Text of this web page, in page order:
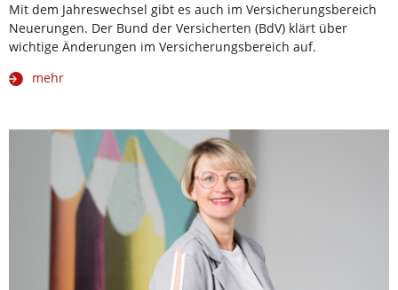
Mit dem Jahreswechsel gibt es auch im Versicherungsbereich
Neuerungen. Der Bund der Versicherten (BdV) klärt über
wichtige Änderungen im Versicherungsbereich auf.
mehr